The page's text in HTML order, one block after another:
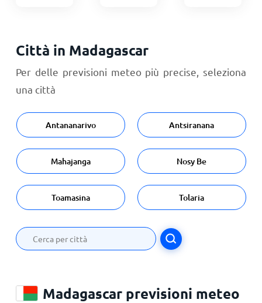
Città in Madagascar
Per delle previsioni meteo più precise, seleziona
una città
Antananarivo Antsiranana
Mahajanga Nosy Be
Toamasina Tolaria
Madagascar previsioni meteo